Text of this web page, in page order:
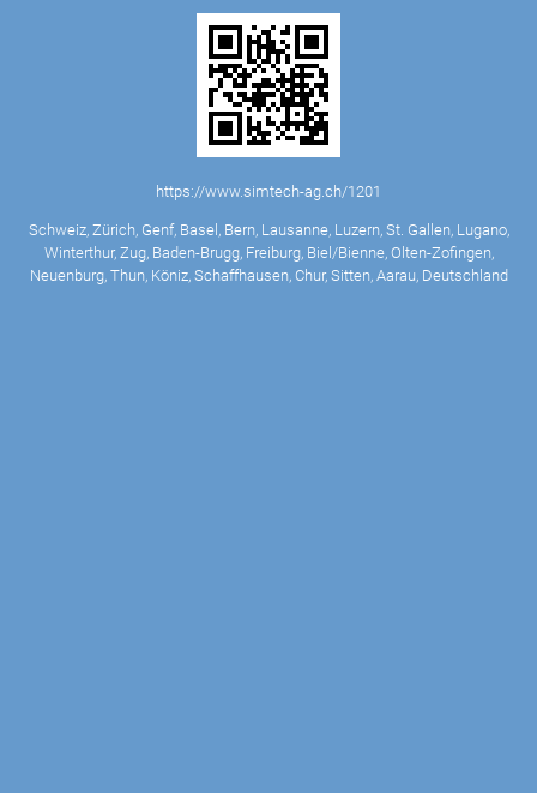
https://www.simtech-ag.ch/1201
Schweiz, Zürich, Genf, Basel, Bern, Lausanne, Luzern, St. Gallen, Lugano,
Winterthur, Zug, Baden-Brugg, Freiburg, Biel/Bienne, Olten-Zofingen,
Neuenburg, Thun, Köniz, Schaffhausen, Chur, Sitten, Aarau, Deutschland